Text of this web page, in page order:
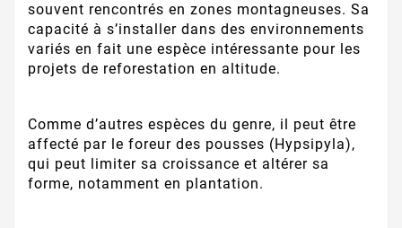
souvent rencontrés en zones montagneuses. Sa
capacité à s’installer dans des environnements
variés en fait une espèce intéressante pour les
projets de reforestation en altitude.
Comme d’autres espèces du genre, il peut être
affecté par le foreur des pousses (Hypsipyla),
qui peut limiter sa croissance et altérer sa
forme, notamment en plantation.